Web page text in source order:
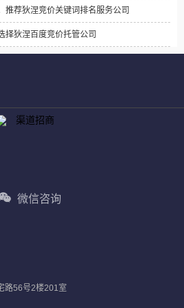
推荐狄涅竞价关键词排名服务公司
择狄涅百度竞价托管公司
微信咨询
路56号2楼201室